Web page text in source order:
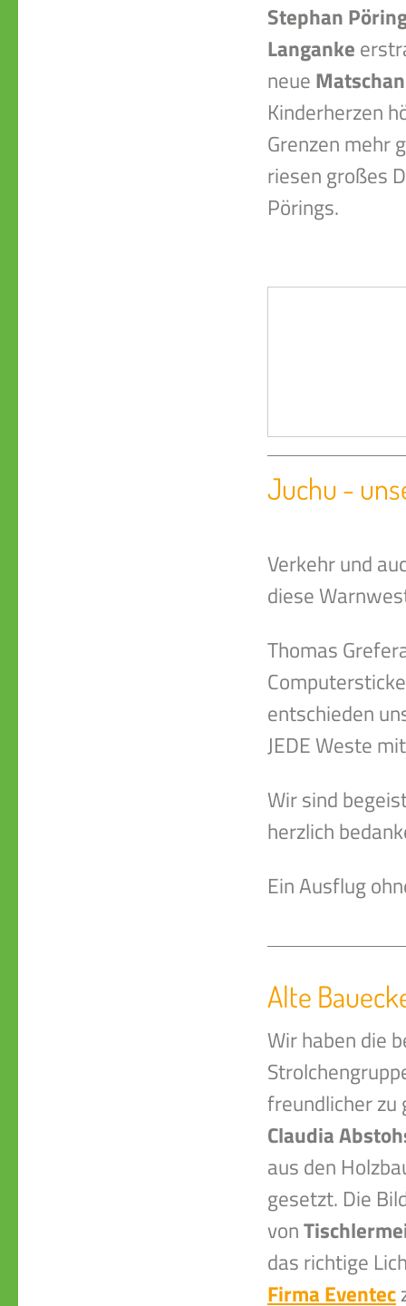
Stephan
Langanke
neue
Kinderherzen
Grenzen mehr
riesen großes
Juchu -
Verkehr und
diese
Thomas
entschieden
JEDE Weste
Wir sind
herzlich
Ein Ausflug
Alte
Wir haben die
freundlicher
Claudia
aus den
gesetzt. Die
von
das richtige
Firma Eventec